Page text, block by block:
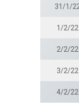
31/1/
1/2/22
2/2/22
3/2/22
4/2/22